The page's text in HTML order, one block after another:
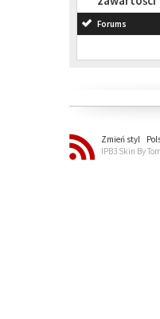
Forums
Zmień styl
IPB3 Skin By